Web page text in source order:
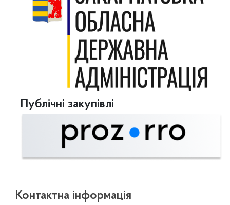
Публічні закупівлі
Контактна інформація